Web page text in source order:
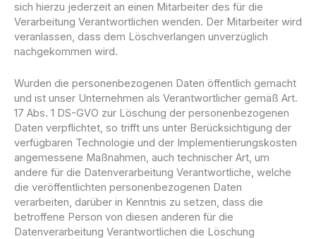
sich hierzu jederzeit an einen Mitarbeiter des für die
Verarbeitung Verantwortlichen wenden. Der Mitarbeiter wird
veranlassen, dass dem Löschverlangen unverzüglich
nachgekommen wird.
Wurden die personenbezogenen Daten öffentlich gemacht
und ist unser Unternehmen als Verantwortlicher gemäß Art.
17 Abs. 1 DS-GVO zur Löschung der personenbezogenen
Daten verpflichtet, so trifft uns unter Berücksichtigung der
verfügbaren Technologie und der Implementierungskosten
angemessene Maßnahmen, auch technischer Art, um
andere für die Datenverarbeitung Verantwortliche, welche
die veröffentlichten personenbezogenen Daten
verarbeiten, darüber in Kenntnis zu setzen, dass die
betroffene Person von diesen anderen für die
Datenverarbeitung Verantwortlichen die Löschung